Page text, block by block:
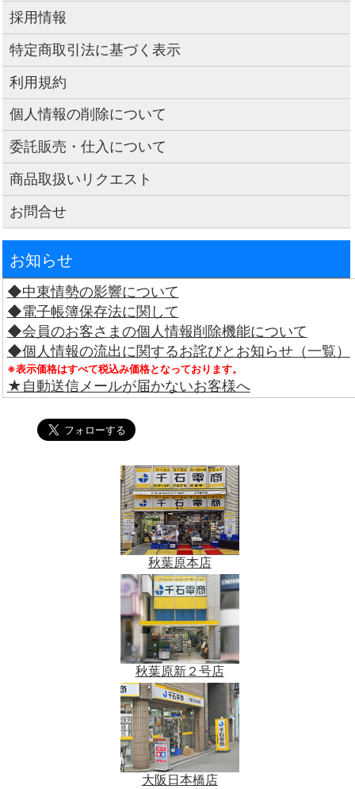
採用情報
特定商取引法に基づく表示
利用規約
個人情報の削除について
委託販売・仕入について
商品取扱いリクエスト
お問合せ
お知らせ
◆中東情勢の影響について
◆電子帳簿保存法に関して
◆会員のお客さまの個人情報削除機能について
◆個人情報の流出に関するお詫びとお知らせ（一覧）
※表示価格はすべて税込み価格となっております。
★自動送信メールが届かないお客様へ
秋葉原本店
秋葉原新２号店
大阪日本橋店